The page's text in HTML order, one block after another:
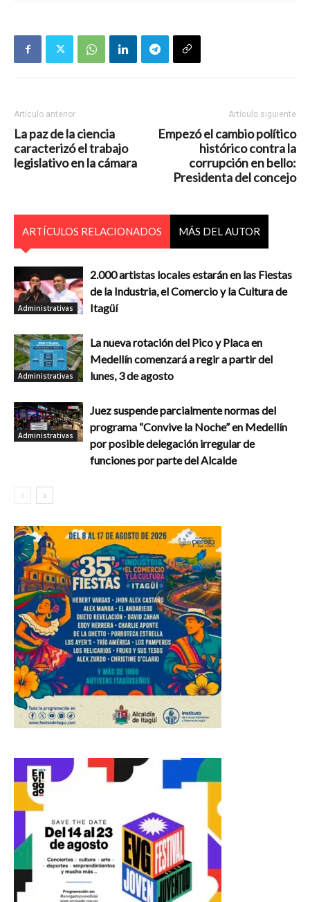
Artículo anterior
La paz de la ciencia
caracterizó el trabajo
legislativo en la cámara
Artículo siguiente
Empezó el cambio político
histórico contra la
corrupción en bello:
Presidenta del concejo
ARTÍCULOS RELACIONADOS MÁS DEL AUTOR
Administrativas
2.000 artistas locales estarán en las Fiestas
de la Industria, el Comercio y la Cultura de
Itagüí
Administrativas
La nueva rotación del Pico y Placa en
Medellín comenzará a regir a partir del
lunes, 3 de agosto
Administrativas
Juez suspende parcialmente normas del
programa “Convive la Noche” en Medellín
por posible delegación irregular de
funciones por parte del Alcalde